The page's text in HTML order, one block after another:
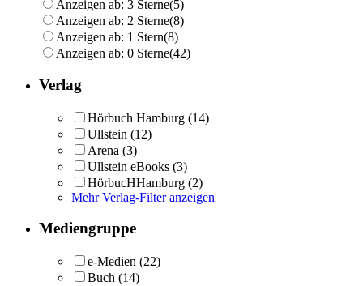
Anzeigen ab: 3 Sterne(5)
Anzeigen ab: 2 Sterne(8)
Anzeigen ab: 1 Stern(8)
Anzeigen ab: 0 Sterne(42)
Verlag
Hörbuch Hamburg (14)
Ullstein (12)
Arena (3)
Ullstein eBooks (3)
HörbucHHamburg (2)
Mehr Verlag-Filter anzeigen
Mediengruppe
e-Medien (22)
Buch (14)